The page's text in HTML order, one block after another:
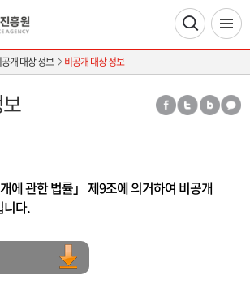
개 대상 정보 비공개 대상 정보
에 관한 법률」 제9조에 의거하여 비공개
니다.